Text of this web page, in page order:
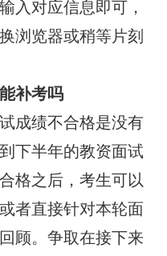
入对应信息即可，
浏览器或稍等片刻
补考吗
成绩不合格是没有
下半年的教资面试
格之后，考生可以
者直接针对本轮面
顾。争取在接下来